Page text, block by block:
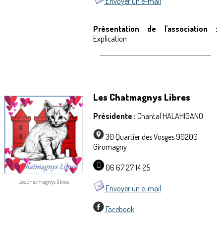
Présentation de l'association :
Explication
Les chatmagnys libres
Les Chatmagnys Libres
Présidente : Chantal HALAHIGANO
30 Quartier des Vosges 90200
Giromagny
06 67 27 14 25
Envoyer un e-mail
Facebook